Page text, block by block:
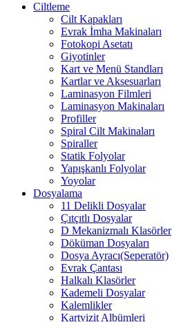
Ciltleme
Cilt Kapakları
Evrak İmha Makinaları
Fotokopi Asetatı
Giyotinler
Kart ve Menü Standları
Kartlar ve Aksesuarları
Laminasyon Filmleri
Laminasyon Makinaları
Profiller
Spiral Cilt Makinaları
Spiraller
Statik Folyolar
Yapışkanlı Folyolar
Yoyolar
Dosyalama
11 Delikli Dosyalar
Çıtçıtlı Dosyalar
D Mekanizmalı Klasörler
Döküman Dosyaları
Dosya Ayracı(Seperatör)
Evrak Çantası
Halkalı Klasörler
Kademeli Dosyalar
Kalemlikler
Kartvizit Albümleri